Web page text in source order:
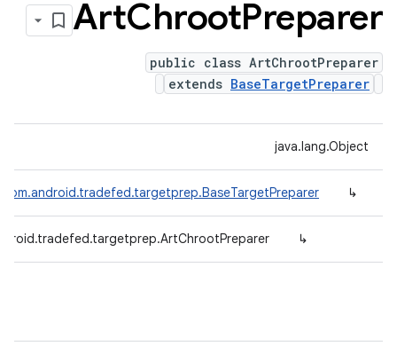
ArtChrootPreparer
public class ArtChrootPreparer
extends BaseTargetPreparer
java.lang.Object
↳
com.android.tradefed.targetprep.BaseTargetPreparer
↳